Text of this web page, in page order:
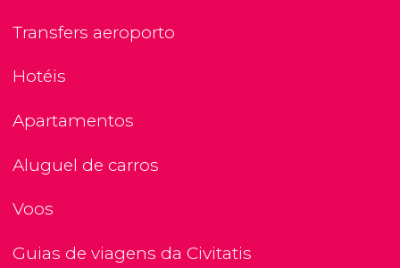
Transfers aeroporto
Hotéis
Apartamentos
Aluguel de carros
Voos
Guias de viagens da Civitatis